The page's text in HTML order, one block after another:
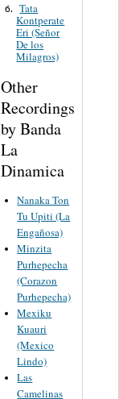
6. Tata
Kontperate
Eri (Señor
De los
Milagros)
Other
Recordings
by Banda
La
Dinamica
Nanaka Ton
Tu Upiti (La
Engañosa)
Minzita
Purhepecha
(Corazon
Purhepecha)
Mexiku
Kuauri
(Mexico
Lindo)
Las
Camelinas